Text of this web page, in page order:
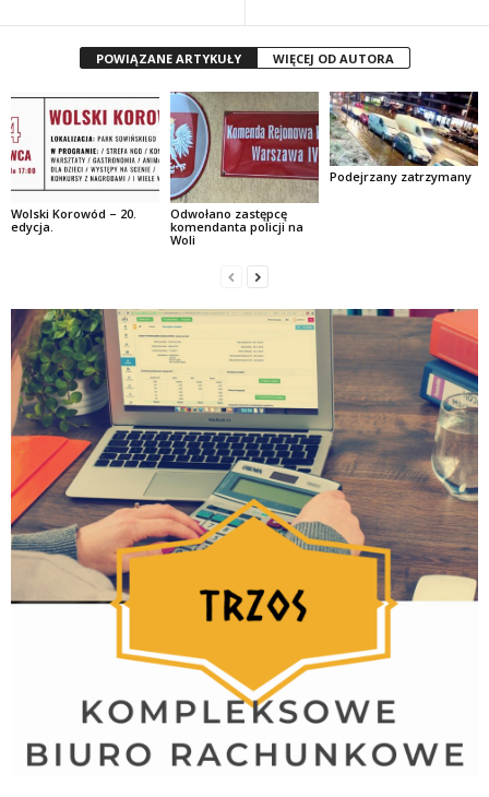
POWIĄZANE ARTYKUŁY WIĘCEJ OD AUTORA
Wolski Korowód – 20.
edycja.
Odwołano zastępcę
komendanta policji na
Woli
Podejrzany zatrzymany